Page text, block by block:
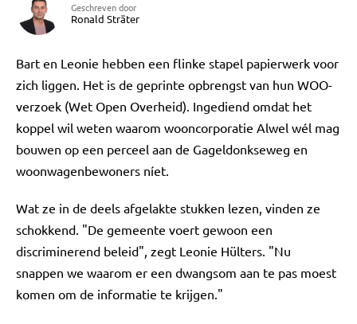
Geschreven door
Ronald Sträter
Bart en Leonie hebben een flinke stapel papierwerk voor
zich liggen. Het is de geprinte opbrengst van hun WOO-
verzoek (Wet Open Overheid). Ingediend omdat het
koppel wil weten waarom wooncorporatie Alwel wél mag
bouwen op een perceel aan de Gageldonkseweg en
woonwagenbewoners níet.
Wat ze in de deels afgelakte stukken lezen, vinden ze
schokkend. "De gemeente voert gewoon een
discriminerend beleid", zegt Leonie Hülters. "Nu
snappen we waarom er een dwangsom aan te pas moest
komen om de informatie te krijgen."